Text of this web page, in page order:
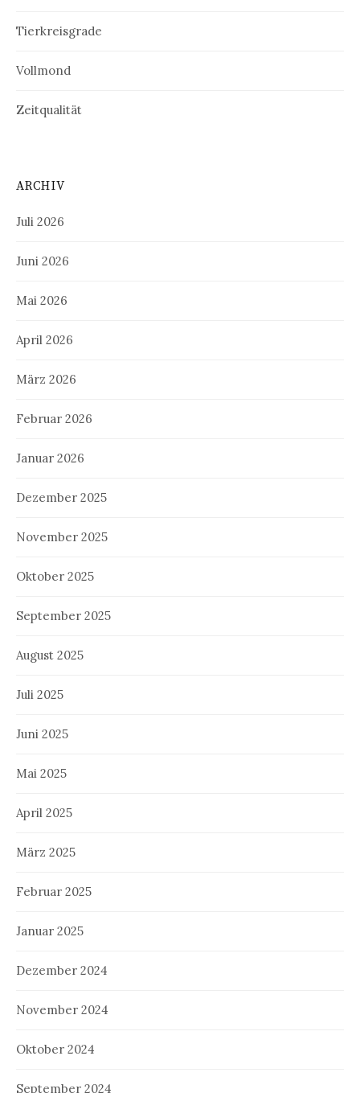
Tierkreisgrade
Vollmond
Zeitqualität
ARCHIV
Juli 2026
Juni 2026
Mai 2026
April 2026
März 2026
Februar 2026
Januar 2026
Dezember 2025
November 2025
Oktober 2025
September 2025
August 2025
Juli 2025
Juni 2025
Mai 2025
April 2025
März 2025
Februar 2025
Januar 2025
Dezember 2024
November 2024
Oktober 2024
September 2024